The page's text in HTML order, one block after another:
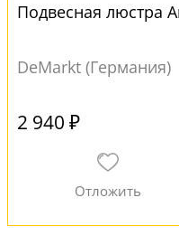
Подвесная люстра
DeMarkt (Германия)
2 940 ₽